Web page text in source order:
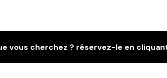
vous cherchez ? réservez-le en